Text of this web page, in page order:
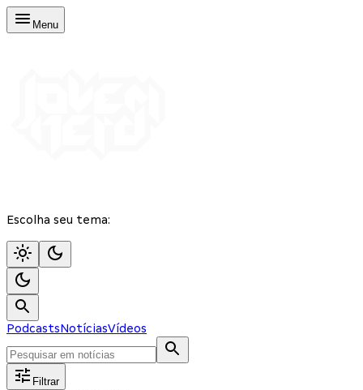
Menu
Escolha seu tema:
PodcastsNotíciasVídeos
Filtrar